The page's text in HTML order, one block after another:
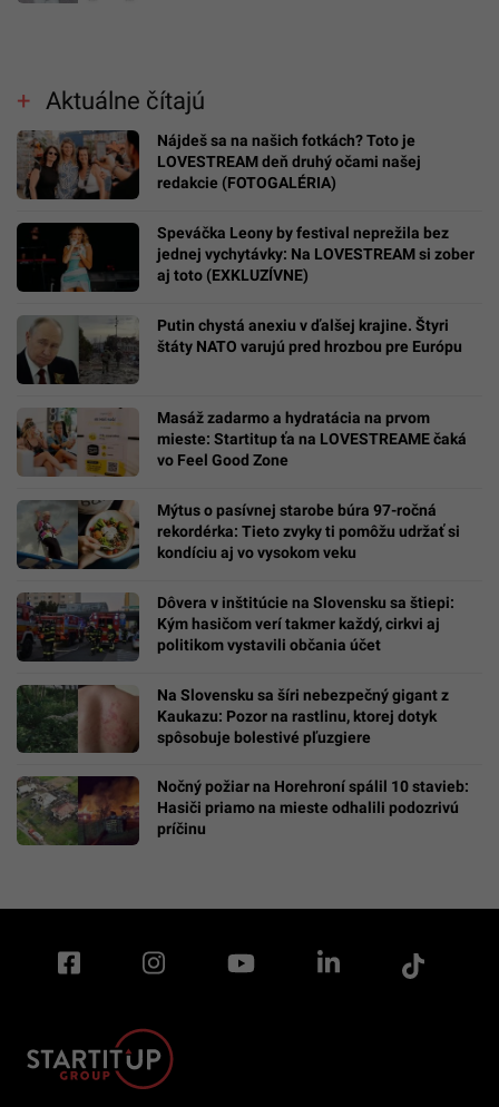
Aktuálne čítajú
Nájdeš sa na našich fotkách? Toto je
LOVESTREAM deň druhý očami našej
redakcie (FOTOGALÉRIA)
Speváčka Leony by festival neprežila bez
jednej vychytávky: Na LOVESTREAM si zober
aj toto (EXKLUZÍVNE)
Putin chystá anexiu v ďalšej krajine. Štyri
štáty NATO varujú pred hrozbou pre Európu
Masáž zadarmo a hydratácia na prvom
mieste: Startitup ťa na LOVESTREAME čaká
vo Feel Good Zone
Mýtus o pasívnej starobe búra 97-ročná
rekordérka: Tieto zvyky ti pomôžu udržať si
kondíciu aj vo vysokom veku
Dôvera v inštitúcie na Slovensku sa štiepi:
Kým hasičom verí takmer každý, cirkvi aj
politikom vystavili občania účet
Na Slovensku sa šíri nebezpečný gigant z
Kaukazu: Pozor na rastlinu, ktorej dotyk
spôsobuje bolestivé pľuzgiere
Nočný požiar na Horehroní spálil 10 stavieb:
Hasiči priamo na mieste odhalili podozrivú
príčinu